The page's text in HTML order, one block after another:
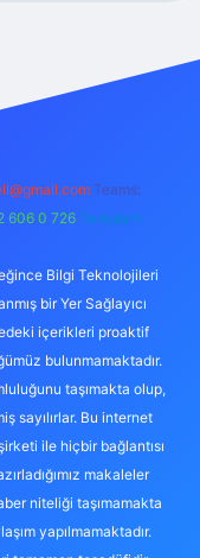
Teams:
606 0 726 Telegram:
Bilgi Teknolojileri
bir Yer Sağlayıcı
içerikleri proaktif
bulunmamaktadır.
taşımakta olup,
sayılırlar. Bu internet
ile hiçbir bağlantısı
makaleler
niteliği taşımamakta
yapılmamaktadır.